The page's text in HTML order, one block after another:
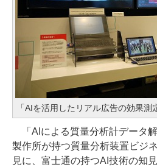
「AIを活用したリアル広告の効果測
「AIによる質量分析計データ
製作所が持つ質量分析装置ビジ
見に、富士通の持つAI技術の知